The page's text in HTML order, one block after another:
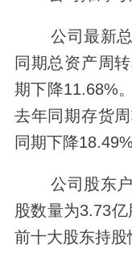
公司最新总
同期总资产周
期下降11.68%
去年同期存货
同期下降18.49%
公司股东户
股数量为3.73
前十大股东持股